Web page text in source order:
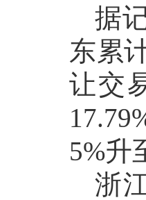
据
东累
让交
5%升
浙